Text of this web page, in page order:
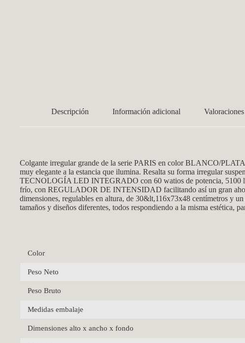
Descripción Información adicional
Colgante irregular grande de la serie PARIS en color BLANCO/
muy elegante a la estancia que ilumina. Resalta su forma irregular
TECNOLOGÍA LED INTEGRADO con 60 watios de potencia, 5100
frío, con REGULADOR DE INTENSIDAD facilitando así un gran
dimensiones, regulables en altura, de 30&lt,116x73x48 centímetros y
tamaños y diseños diferentes, todos respondiendo a la misma estética,
Color
Peso Neto
Peso Bruto
Medidas embalaje
Dimensiones alto x ancho x fondo